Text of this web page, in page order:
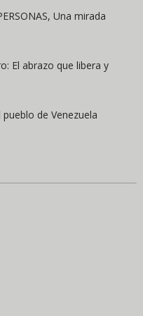
Una mirada
El abrazo que libera y
de Venezuela